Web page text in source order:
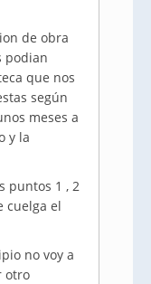
de obra
podian
que nos
según
meses a
y la
puntos 1 , 2
cuelga el
no voy a
otro